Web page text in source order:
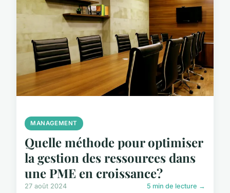
MANAGEMENT
Quelle méthode pour optimiser
la gestion des ressources dans
une PME en croissance?
27 août 2024 5 min de lecture →